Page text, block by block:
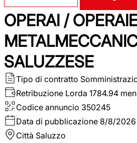
OPERAI /
SALUZZESE
Tipo di contratto
Retribuzione Lorda 1784.94
Codice annuncio 350245
Data di pubblicazione 8/8/2026
Città Saluzzo